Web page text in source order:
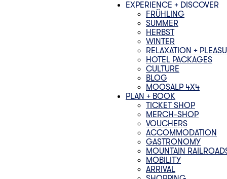
EXPERIENCE + DISCOVER
FRÜHLING
SUMMER
HERBST
WINTER
RELAXATION +
HOTEL PACKAGES
CULTURE
BLOG
MOOSALP 4‌X‌4
PLAN + BOOK
TICKET SHOP
MERCH-SHOP
VOUCHERS
ACCOMMODATION
GASTRONOMY
MOUNTAIN
MOBILITY
ARRIVAL